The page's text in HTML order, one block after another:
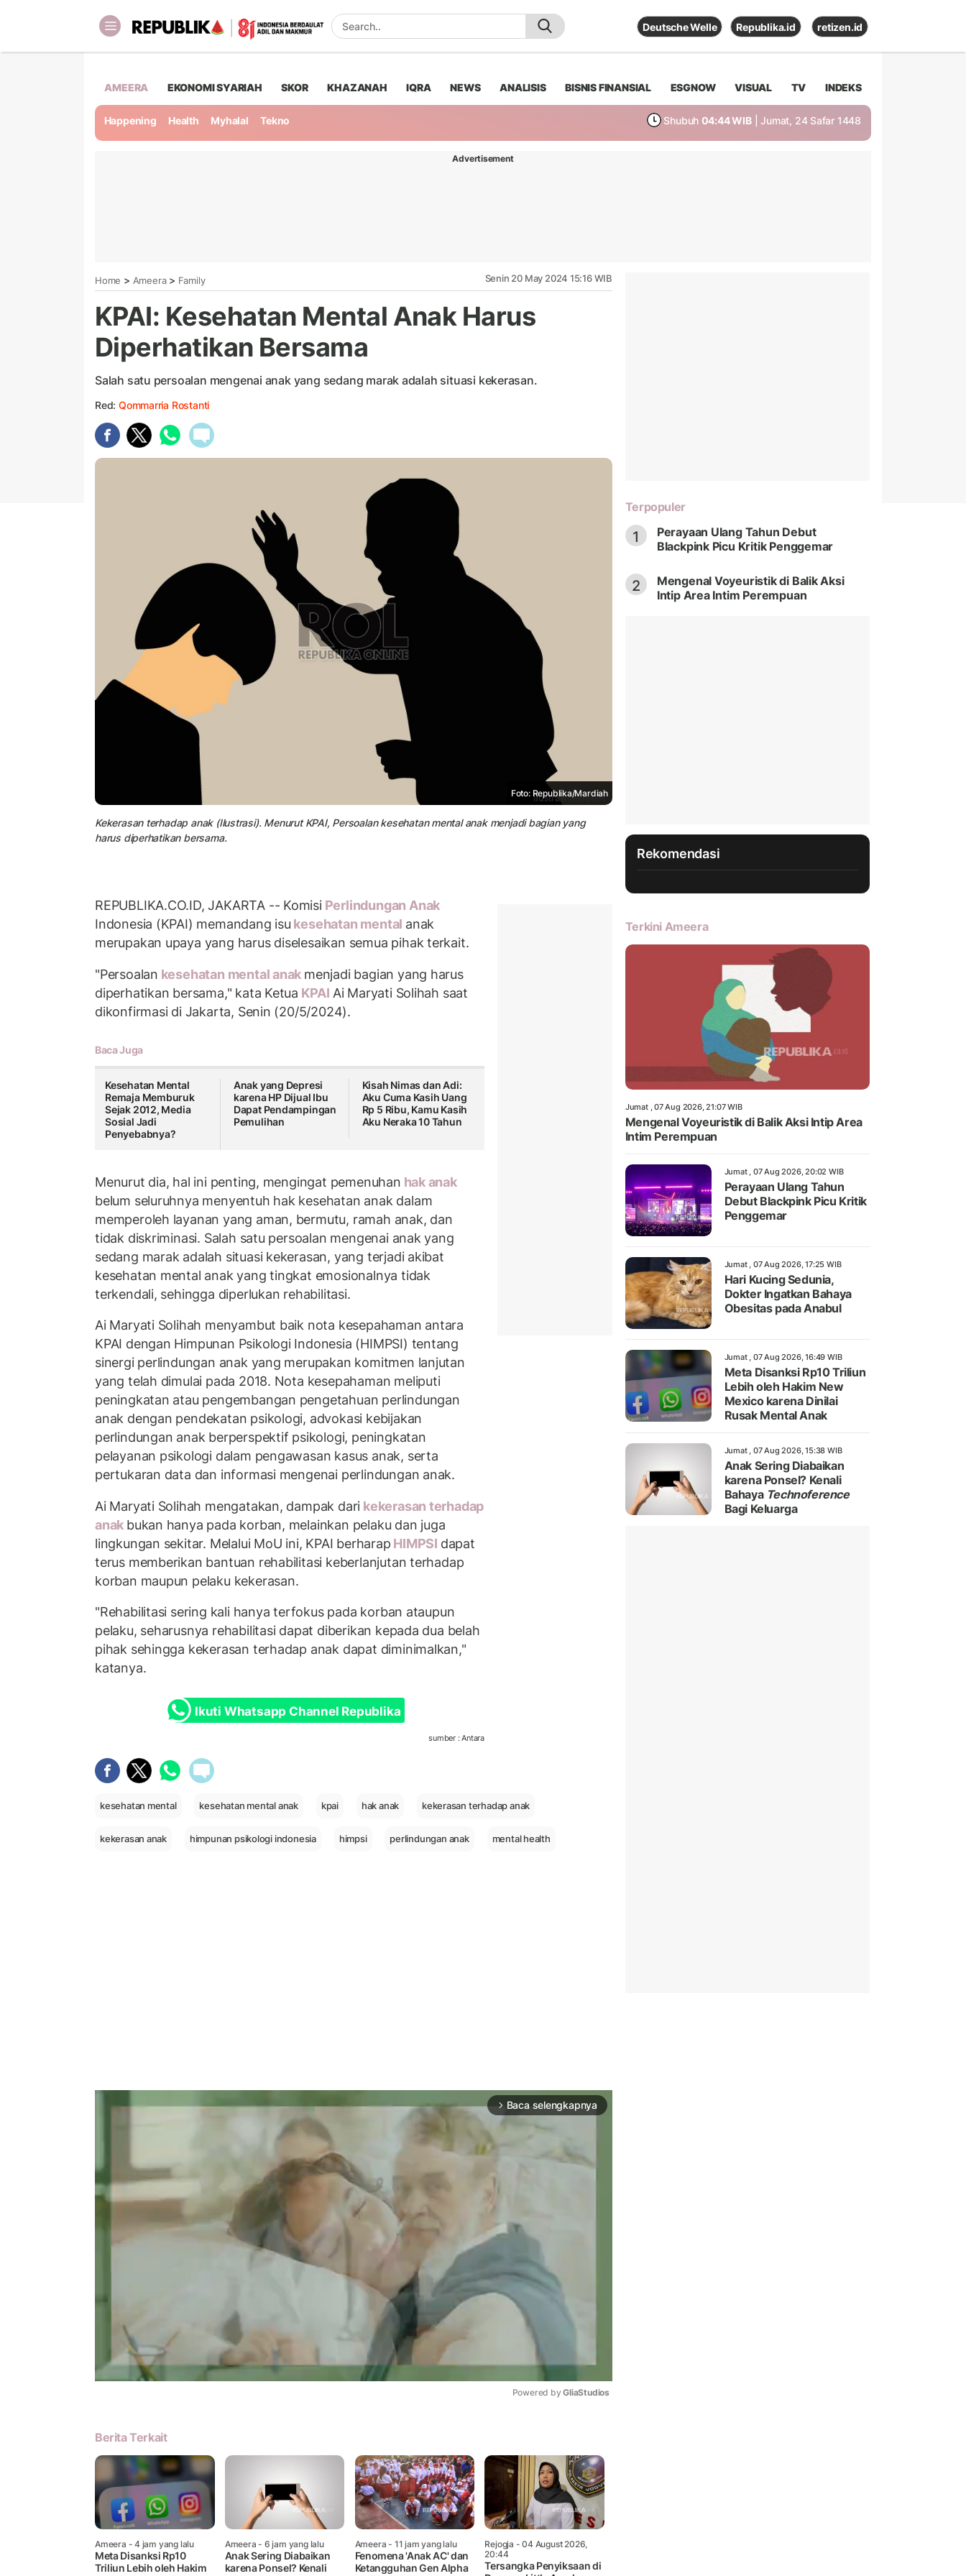
Deutsche Welle Republika.id retizen.id
AMEERA EKONOMI SYARIAH SKOR KHAZANAH IQRA NEWS ANALISIS BISNIS FINANSIAL ESGNOW VISUAL TV INDEKS
Happening Health Myhalal Tekno Shubuh 04:44 WIB | Jumat, 24 Safar 1448
Advertisement
Home > Ameera> Family Senin 20 May 2024 15:16 WIB
KPAI: Kesehatan Mental Anak Harus
Diperhatikan Bersama
Salah satu persoalan mengenai anak yang sedang marak adalah situasi kekerasan.
Red: Qommarria Rostanti
Foto: Republika/Mardiah
Kekerasan terhadap anak (Ilustrasi). Menurut KPAI, Persoalan kesehatan mental anak menjadi bagian yang
harus diperhatikan bersama.
REPUBLIKA.CO.ID, JAKARTA -- KomisiPerlindungan Anak
Indonesia (KPAI) memandang isu kesehatan mental anak
merupakan upaya yang harus diselesaikan semua pihak terkait.
"Persoalan kesehatan mental anak menjadi bagian yang harus
diperhatikan bersama," kata Ketua KPAI Ai Maryati Solihah saat
dikonfirmasi di Jakarta, Senin (20/5/2024).
Baca Juga
Kesehatan Mental
Remaja Memburuk
Sejak 2012, Media
Sosial Jadi
Penyebabnya?
Anak yang Depresi
karena HP Dijual Ibu
Dapat Pendampingan
Pemulihan
Kisah Nimas dan Adi:
Aku Cuma Kasih Uang
Rp 5 Ribu, Kamu Kasih
Aku Neraka 10 Tahun
Menurut dia, hal ini penting, mengingat pemenuhan hak anak
belum seluruhnya menyentuh hak kesehatan anak dalam
memperoleh layanan yang aman, bermutu, ramah anak, dan
tidak diskriminasi. Salah satu persoalan mengenai anak yang
sedang marak adalah situasi kekerasan, yang terjadi akibat
kesehatan mental anak yang tingkat emosionalnya tidak
terkendali, sehingga diperlukan rehabilitasi.
Ai Maryati Solihah menyambut baik nota kesepahaman antara
KPAI dengan Himpunan Psikologi Indonesia (HIMPSI) tentang
sinergi perlindungan anak yang merupakan komitmen lanjutan
yang telah dimulai pada 2018. Nota kesepahaman meliputi
peningkatan atau pengembangan pengetahuan perlindungan
anak dengan pendekatan psikologi, advokasi kebijakan
perlindungan anak berperspektif psikologi, peningkatan
pelayanan psikologi dalam pengawasan kasus anak, serta
pertukaran data dan informasi mengenai perlindungan anak.
Ai Maryati Solihah mengatakan, dampak dari kekerasan terhadap
anak bukan hanya pada korban, melainkan pelaku dan juga
lingkungan sekitar. Melalui MoU ini, KPAI berharap HIMPSI dapat
terus memberikan bantuan rehabilitasi keberlanjutan terhadap
korban maupun pelaku kekerasan.
"Rehabilitasi sering kali hanya terfokus pada korban ataupun
pelaku, seharusnya rehabilitasi dapat diberikan kepada dua belah
pihak sehingga kekerasan terhadap anak dapat diminimalkan,"
katanya.
Ikuti Whatsapp Channel Republika
sumber : Antara
kesehatan mental kesehatan mental anak kpai hak anak kekerasan terhadap anak
kekerasan anak himpunan psikologi indonesia himpsi perlindungan anak mental health
arrow_forward_ios Baca selengkapnya
Powered by GliaStudios
Berita Terkait
Ameera - 4 jam yang lalu
Meta Disanksi Rp10
Triliun Lebih oleh Hakim
Ameera - 6 jam yang lalu
Anak Sering Diabaikan
karena Ponsel? Kenali
Ameera - 11 jam yang lalu
Fenomena 'Anak AC' dan
Ketangguhan Gen Alpha
Rejogja - 04 August 2026,
20:44
Tersangka Penyiksaan di
Terpopuler
1
Perayaan Ulang Tahun Debut
Blackpink Picu Kritik Penggemar
2
Mengenal Voyeuristik di Balik Aksi
Intip Area Intim Perempuan
Rekomendasi
Terkini Ameera
Jumat , 07 Aug 2026, 21:07 WIB
Mengenal Voyeuristik di Balik Aksi Intip Area
Intim Perempuan
Jumat , 07 Aug 2026, 20:02 WIB
Perayaan Ulang Tahun
Debut Blackpink Picu Kritik
Penggemar
Jumat , 07 Aug 2026, 17:25 WIB
Hari Kucing Sedunia,
Dokter Ingatkan Bahaya
Obesitas pada Anabul
Jumat , 07 Aug 2026, 16:49 WIB
Meta Disanksi Rp10 Triliun
Lebih oleh Hakim New
Mexico karena Dinilai
Rusak Mental Anak
Jumat , 07 Aug 2026, 15:38 WIB
Anak Sering Diabaikan
karena Ponsel? Kenali
Bahaya Technoference
Bagi Keluarga